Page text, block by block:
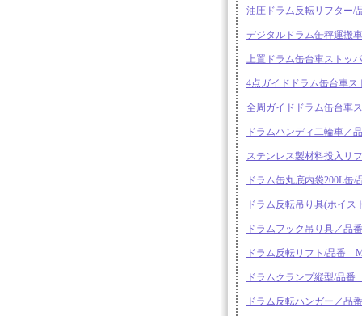
油圧ドラム反転リフター/
デジタルドラム缶秤運搬
上置ドラム缶台車ストッ
4点ガイドドラム缶台車
全周ガイドドラム缶台車
ドラムハンディ二輪車／
ステンレス製材料投入リ
ドラム缶丸底内袋200L缶
ドラム反転吊り具(ホイ
ドラムフック吊り具／品
ドラム反転リフト/品番
ドラムクランプ縦型/品
ドラム反転ハンガー／品